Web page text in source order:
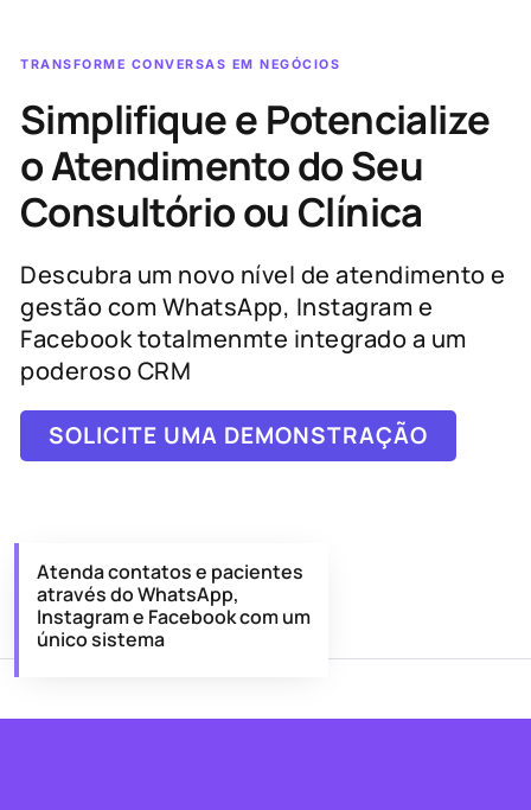
TRANSFORME CONVERSAS EM NEGÓCIOS
Simplifique e Potencialize
o Atendimento do Seu
Consultório ou Clínica
Descubra um novo nível de atendimento e
gestão com WhatsApp, Instagram e
Facebook totalmenmte integrado a um
poderoso CRM
SOLICITE UMA DEMONSTRAÇÃO
Atenda contatos e pacientes
através do WhatsApp,
Instagram e Facebook com um
único sistema